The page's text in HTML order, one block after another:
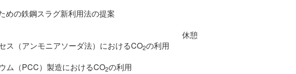
めの鉄鋼スラグ新利用法の提案
休憩
（アンモニアソーダ法）におけるCO2の利用
（PCC）製造におけるCO2の利用